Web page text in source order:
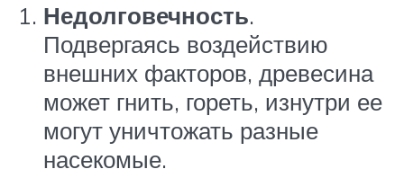
Недолговечность.
Подвергаясь воздействию
внешних факторов, древесина
может гнить, гореть, изнутри ее
могут уничтожать разные
насекомые.